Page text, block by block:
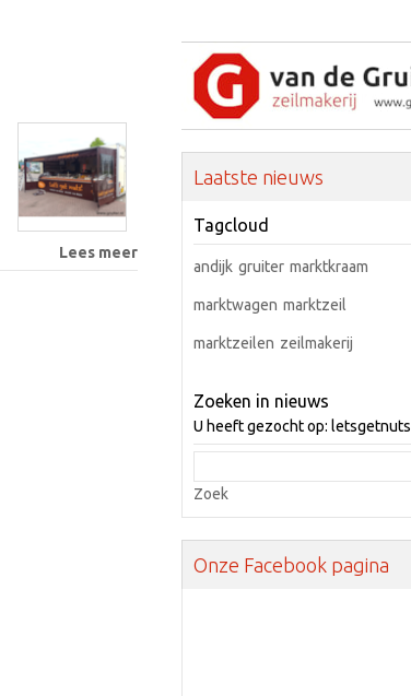
Lees meer
Laatste nieuws
Tagcloud
andijk gruiter marktkraam
marktwagen marktzeil
marktzeilen zeilmakerij
Zoeken in nieuws
U heeft gezocht op: letsgetnuts
Zoek
Onze Facebook pagina